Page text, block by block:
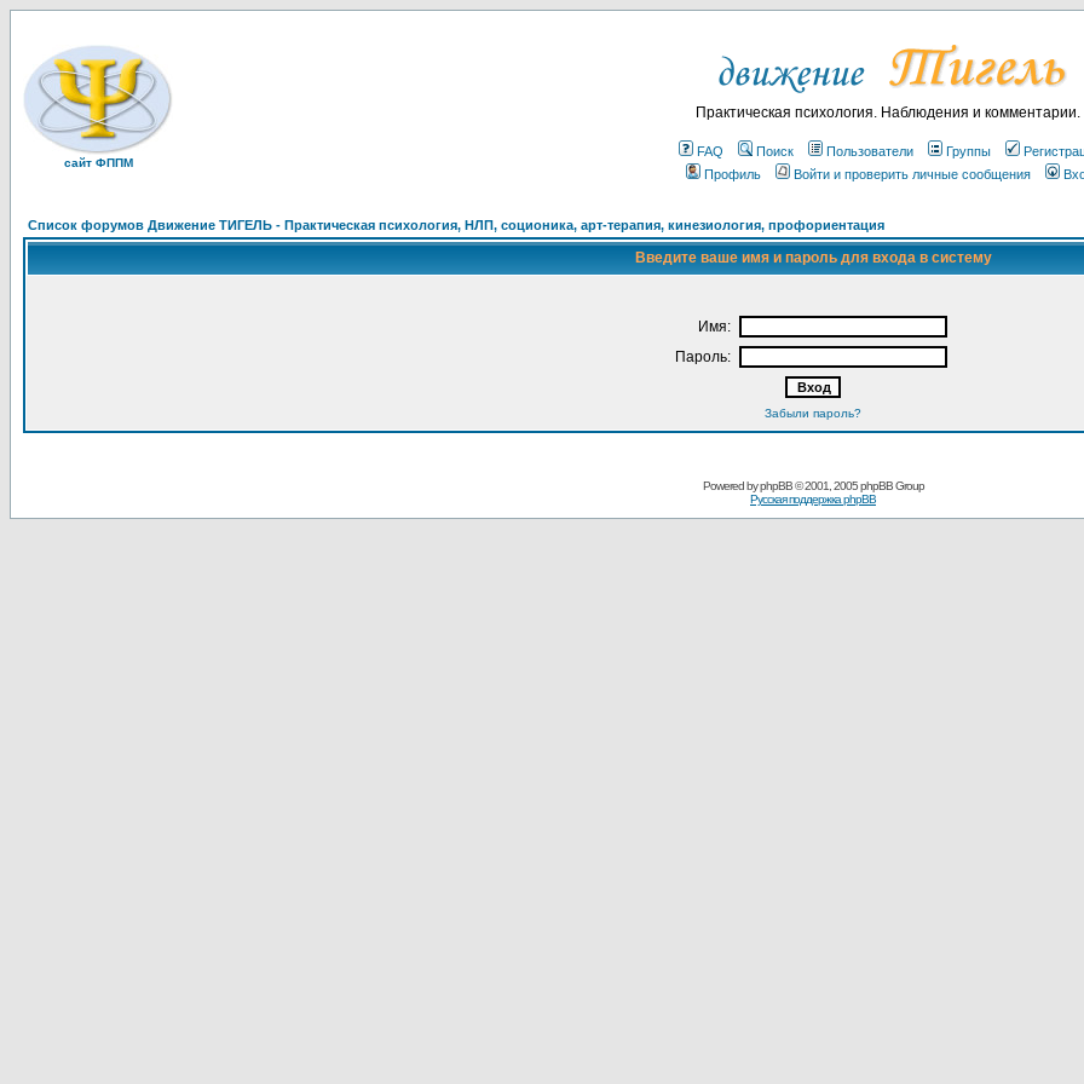
сайт ФППМ
Практическая психология. Наблюдения и комментарии.
FAQ Поиск Пользователи Группы
Профиль
Войти и проверить личные сообщения
Список форумов Движение ТИГЕЛЬ - Практическая психология, НЛП, соционика, арт-терапия, кинезиология, профориентация
Введите ваше имя и пароль для входа в систему
Имя:
Пароль:
Забыли пароль?
Powered byphpBB© 2001, 2005 phpBB Group
Русская поддержка phpBB